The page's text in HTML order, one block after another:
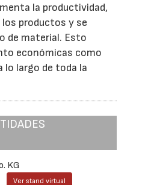
la productividad,
los productos y se
de material. Esto
económicas como
lo largo de toda la
KG
Ver stand virtual